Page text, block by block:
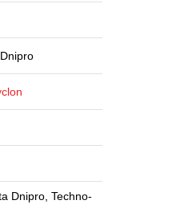
Dnipro, Techno-